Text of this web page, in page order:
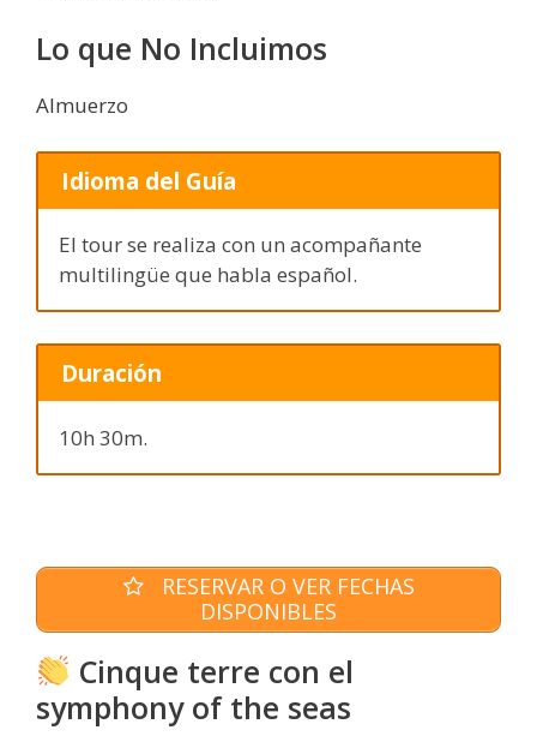
Lo que No Incluimos
Almuerzo
Idioma del Guía
El tour se realiza con un acompañante
multilingüe que habla español.
Duración
10h 30m.
RESERVAR O VER FECHAS
DISPONIBLES
Cinque terre con el
symphony of the seas